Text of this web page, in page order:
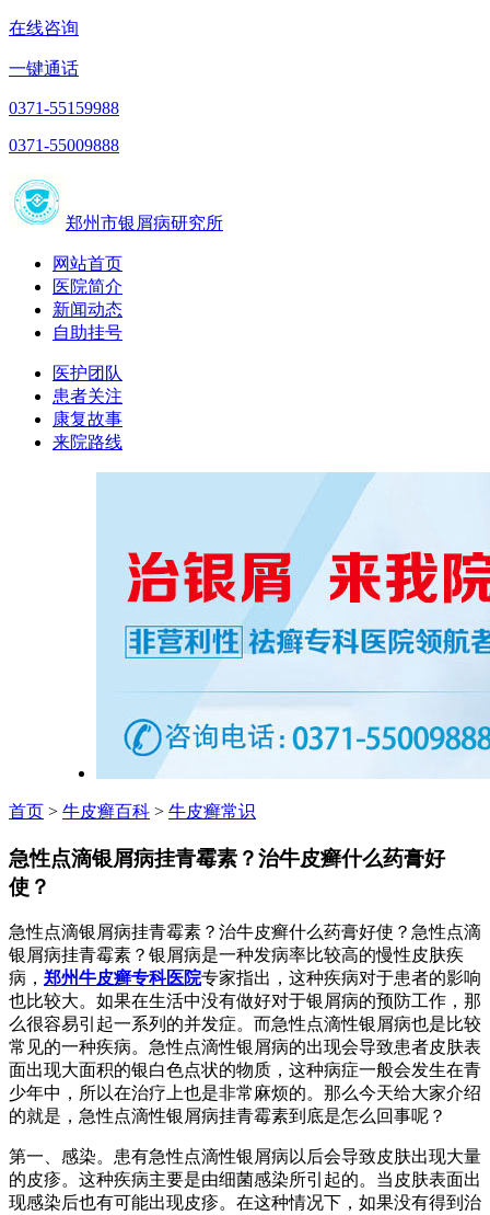
在线咨询
一键通话
0371-55159988
0371-55009888
郑州市银屑病研究所
网站首页
医院简介
新闻动态
自助挂号
医护团队
患者关注
康复故事
来院路线
首页 > 牛皮癣百科 > 牛皮癣常识
急性点滴银屑病挂青霉素？治牛皮癣什么药膏好
使？
急性点滴银屑病挂青霉素？治牛皮癣什么药膏好使？急性点滴
银屑病挂青霉素？银屑病是一种发病率比较高的慢性皮肤疾
病， 郑州牛皮癣专科医院专家指出，这种疾病对于患者的影响
也比较大。如果在生活中没有做好对于银屑病的预防工作，那
么很容易引起一系列的并发症。而急性点滴性银屑病也是比较
常见的一种疾病。急性点滴性银屑病的出现会导致患者皮肤表
面出现大面积的银白色点状的物质，这种病症一般会发生在青
少年中，所以在治疗上也是非常麻烦的。那么今天给大家介绍
的就是，急性点滴性银屑病挂青霉素到底是怎么回事呢？
第一、感染。患有急性点滴性银屑病以后会导致皮肤出现大量
的皮疹。这种疾病主要是由细菌感染所引起的。当皮肤表面出
现感染后也有可能出现皮疹。在这种情况下，如果没有得到治